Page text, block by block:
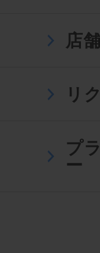
店
リ
プ
ー